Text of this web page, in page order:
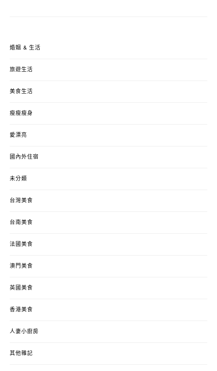
婚姻 & 生活
旅遊生活
美食生活
瘦瘦瘦身
愛漂亮
國內外住宿
未分類
台灣美食
台南美食
法國美食
澳門美食
英國美食
香港美食
人妻小廚房
其他雜記